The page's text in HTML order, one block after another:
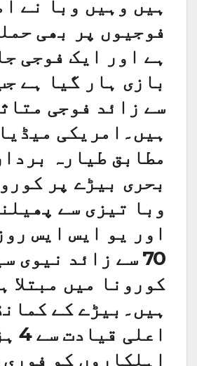
ہیں وہیں وبا نے
فوجیوں پر بھی
ہے اور ایک فوجی
سے زائد فوجی
ہیں۔امریکی
مطابق طیارہ
بحری بیڑے پر
وبا تیزی سے
اور یو ایس ایس
70 سے زائد نیوی
کورونا میں مبتلا
ہیں۔بیڑے کے
اعلی
اہلکاروں کو